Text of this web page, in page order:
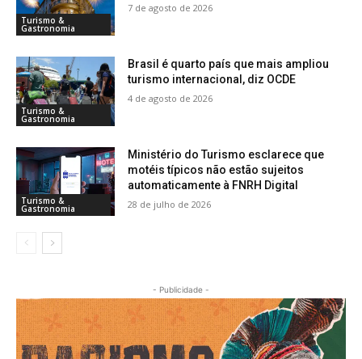
Turismo &
Gastronomia
7 de agosto de 2026
Turismo &
Gastronomia
Brasil é quarto país que mais ampliou
turismo internacional, diz OCDE
4 de agosto de 2026
Turismo &
Gastronomia
Ministério do Turismo esclarece que
motéis típicos não estão sujeitos
automaticamente à FNRH Digital
28 de julho de 2026
- Publicidade -